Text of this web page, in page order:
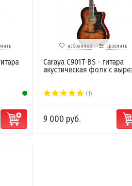
избранное сравнить
Caraya C901T-BS - гитара
акустическая фолк с
(1)
9 000 руб.